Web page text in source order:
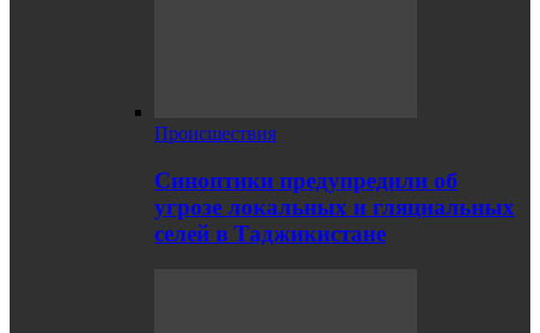
Происшествия
Синоптики предупредили об
угрозе локальных и гляциальных
селей в Таджикистане